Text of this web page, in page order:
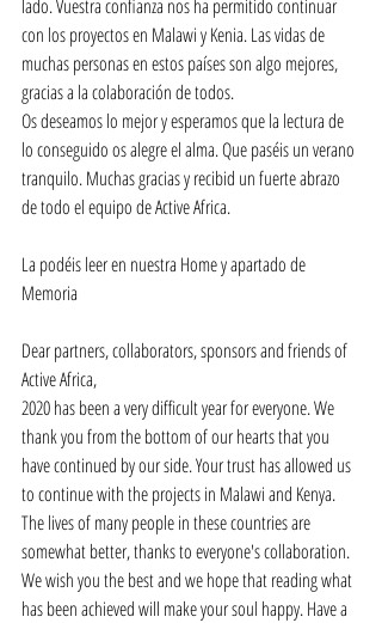
lado. Vuestra confianza nos ha permitido continuar
con los proyectos en Malawi y Kenia. Las vidas de
muchas personas en estos países son algo mejores,
gracias a la colaboración de todos.
Os deseamos lo mejor y esperamos que la lectura de
lo conseguido os alegre el alma. Que paséis un verano
tranquilo. Muchas gracias y recibid un fuerte abrazo
de todo el equipo de Active Africa.
La podéis leer en nuestra Home y apartado de
Memoria
Dear partners, collaborators, sponsors and friends of
Active Africa,
2020 has been a very difficult year for everyone. We
thank you from the bottom of our hearts that you
have continued by our side. Your trust has allowed us
to continue with the projects in Malawi and Kenya.
The lives of many people in these countries are
somewhat better, thanks to everyone's collaboration.
We wish you the best and we hope that reading what
has been achieved will make your soul happy. Have a